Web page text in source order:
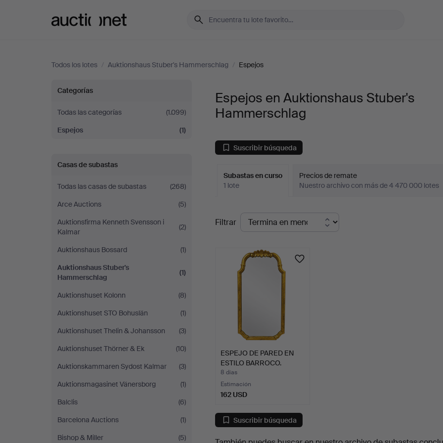
Todos los lotes / Auktionshaus Stuber's Hammerschlag / Espejos
Espejos
en
Auktionshaus
Stuber's
Hammerschlag
Categorías
Todas las categorías
(1.099)
Espejos
(1)
Casas de subastas
Todas las casas de subastas
(268)
Arce Auctions
(5)
Auktionsfirma Kenneth Svensson i
Kalmar
(2)
Auktionshaus Bossard
(1)
Auktionshaus Stuber's
Hammerschlag
(1)
Auktionshuset Kolonn
(8)
Auktionshuset STO Bohuslän
(1)
Auktionshuset Thelin & Johansson
(3)
Auktionshuset Thörner & Ek
(10)
Auktionskammaren Sydost Kalmar
(3)
Auktionsmagasinet Vänersborg
(1)
Balclis
(6)
Barcelona Auctions
(1)
Bishop & Miller
(5)
Espejos en Auktionshaus Stuber's
Hammerschlag
Suscribir búsqueda
Subastas en curso
1 lote
Precios de remate
Nuestro archivo con más de 4 470 000 lotes
Subastas
en
Filtrar
ESPEJO DE PARED EN
ESTILO BARROCO.
8 días
Estimación
162 USD
Suscribir búsqueda